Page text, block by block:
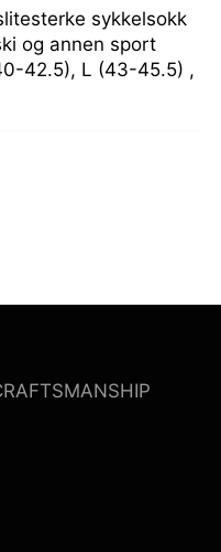
sykkelsokk
og annen sport
42.5), L (43-45.5) ,